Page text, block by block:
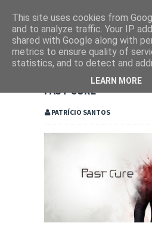
PAST CURE
PATRÍCIO SANTOS
This site uses cookies from
and to analyze traffic. Your IP
shared with Google along with
metrics to ensure quality of
statistics, and to detect and
LEARN MORE